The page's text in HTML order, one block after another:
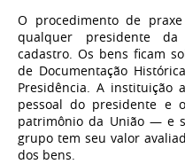
O procedimento de
qualquer presidente
cadastro. Os bens ficam
de Documentação
Presidência. A instituição
pessoal do presidente e
patrimônio da União — e
grupo tem seu valor
dos bens.